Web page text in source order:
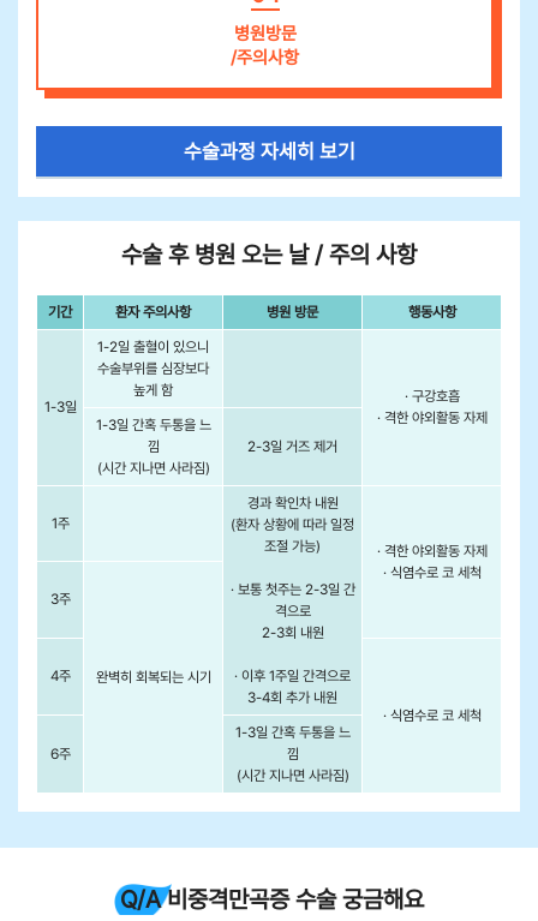
병원방문
/주의사항
수술과정 자세히 보기
수술 후 병원 오는 날 / 주의 사항
기간 환자 주의사항 병원 방문 행동사항
1-3일
1-2일 출혈이 있으니
수술부위를 심장보다
높게 함
· 구강호흡
· 격한 야외활동 자제
1-3일 간혹 두통을 느
낌
(시간 지나면 사라짐)
2-3일 거즈 제거
1주
경과 확인차 내원
(환자 상황에 따라 일정
조절 가능)
· 보통 첫주는 2-3일 간
격으로
2-3회 내원
· 이후 1주일 간격으로
3-4회 추가 내원
· 격한 야외활동 자제
· 식염수로 코 세척
3주
완벽히 회복되는 시기
4주
· 식염수로 코 세척
6주
1-3일 간혹 두통을 느
낌
(시간 지나면 사라짐)
Q/A 비중격만곡증 수술 궁금해요